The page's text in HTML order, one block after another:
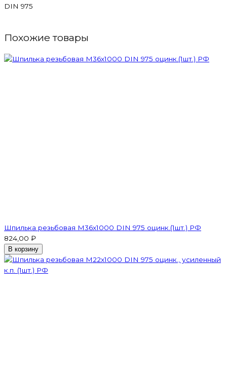
DIN 975
Похожие товары
Шпилька резьбовая M36x1000 DIN 975 оцинк.(1шт.) РФ
824,00 ₽
В корзину